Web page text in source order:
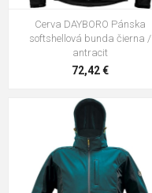
Cerva DAYBORO Pánska
softshellová bunda čierna /
antracit
72,42 €